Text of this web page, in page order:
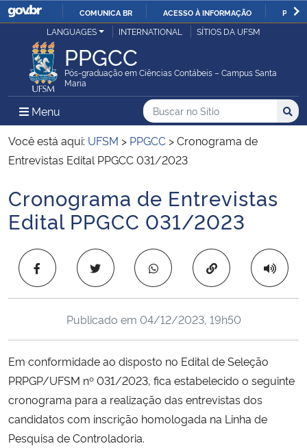
IR
O
COMUNICA BR ACESSO À INFORMAÇÃO
Ministério da Justiça e Segurança Pública
Ministério da Defesa
Ministério das Relações Exteriores
Ministério da Infraestrutura
Ministério da Educação
Ministério da Cidadania
Ministério da Ciência, Tecnologia, Inovações e Comunicações
LANGUAGES INTERNATIONAL SÍTIOS DA UFSM
PPGCC
Pós-graduação em Ciências Contábeis – Campus Santa
Maria
Menu Menu Principal do Sítio
Busca
Buscar no no Sítio
Busca:
Você está aqui: UFSM > PPGCC >Cronograma de
Entrevistas Edital PPGCC 031/2023
Início do conteúdo
Cronograma de Entrevistas
Edital PPGCC 031/2023
Copiar para área
Publicado em 04/12/2023, 19h50
Em conformidade ao disposto no Edital de Seleção
PRPGP/UFSM nº 031/2023, fica estabelecido o seguinte
cronograma para a realização das entrevistas dos
candidatos com inscrição homologada na Linha de
Pesquisa de Controladoria.